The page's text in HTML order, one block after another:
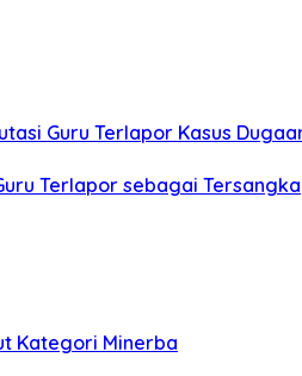
Guru Terlapor Kasus
Terlapor sebagai Tersangka
Kategori Minerba